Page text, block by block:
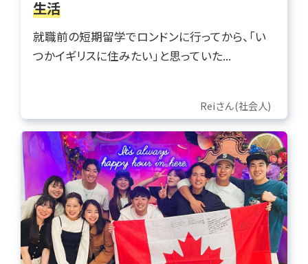
生活
就職前の短期留学でロンドンに行ってから、「い
つかイギリスに住みたい」と思っていた...
Reiさん(社会人)